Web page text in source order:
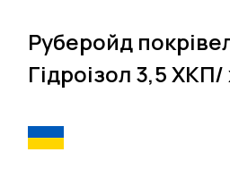
Руберойд
Гідроізол 3,5 ХКП/